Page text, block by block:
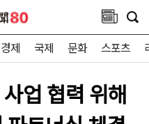
경제 국제 문화 스포츠
업 협력 위해